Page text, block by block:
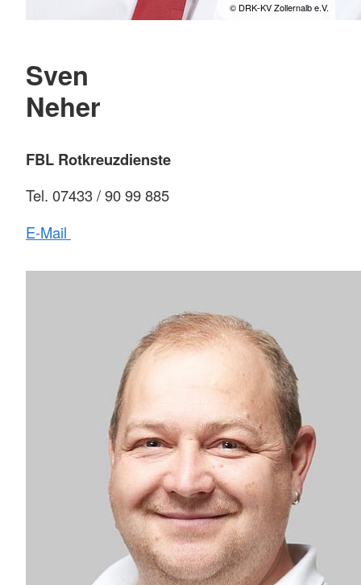
© DRK-KV Zollernalb e.V.
Sven
Neher
FBL Rotkreuzdienste
Tel. 07433 / 90 99 885
E-Mail